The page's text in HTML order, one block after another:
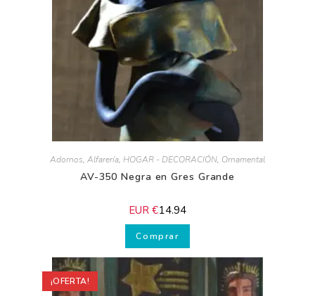
Adornos,Alfarería,HOGAR - DECORACIÓN,Ornamental
AV-350 Negra en Gres Grande
EUR €14.94
Comprar
¡OFERTA!